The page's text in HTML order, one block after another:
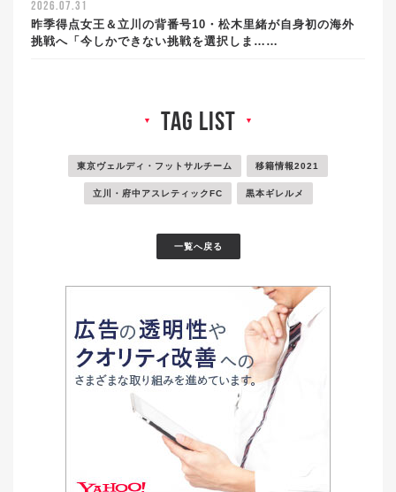
2026.07.31
昨季得点女王＆立川の背番号10・松木里緒が自身初の海外
挑戦へ「今しかできない挑戦を選択しま……
▼ tag list ▼
東京ヴェルディ・フットサルチーム 移籍情報2021
立川・府中アスレティックFC 黒本ギレルメ
一覧へ戻る